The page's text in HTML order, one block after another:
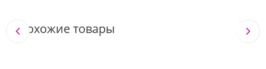
Похожие товары